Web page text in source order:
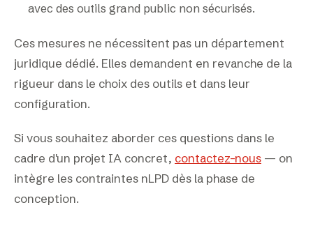
avec des outils grand public non sécurisés.
Ces mesures ne nécessitent pas un département
juridique dédié. Elles demandent en revanche de la
rigueur dans le choix des outils et dans leur
configuration.
Si vous souhaitez aborder ces questions dans le
cadre d'un projet IA concret, contactez-nous — on
intègre les contraintes nLPD dès la phase de
conception.